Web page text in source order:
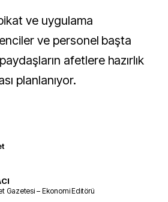
ve uygulama
ve personel başta
afetlere hazırlık
planlanıyor.
Gazetesi – Ekonomi Editörü